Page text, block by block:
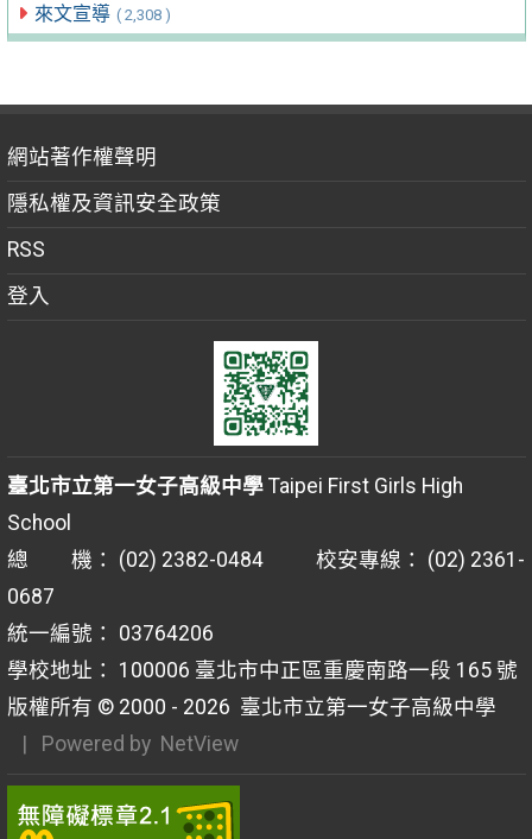
來文宣導 ( 2,308 )
網站著作權聲明
隱私權及資訊安全政策
RSS
登入
臺北市立第一女子高級中學Taipei First Girls High
School
總 機： (02) 2382-0484 校安專線： (02) 2361-
0687
統一編號： 03764206
學校地址： 100006 臺北市中正區重慶南路一段 165 號
版權所有 © 2000 - 2026 臺北市立第一女子高級中學
| Powered by NetView